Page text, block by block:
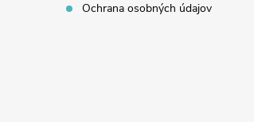
Ochrana osobných údajov